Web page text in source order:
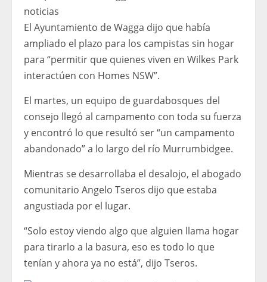
noticias
El Ayuntamiento de Wagga dijo que había
ampliado el plazo para los campistas sin hogar
para “permitir que quienes viven en Wilkes Park
interactúen con Homes NSW”.
El martes, un equipo de guardabosques del
consejo llegó al campamento con toda su fuerza
y ​​encontró lo que resultó ser “un campamento
abandonado” a lo largo del río Murrumbidgee.
Mientras se desarrollaba el desalojo, el abogado
comunitario Angelo Tseros dijo que estaba
angustiada por el lugar.
“Solo estoy viendo algo que alguien llama hogar
para tirarlo a la basura, eso es todo lo que
tenían y ahora ya no está”, dijo Tseros.